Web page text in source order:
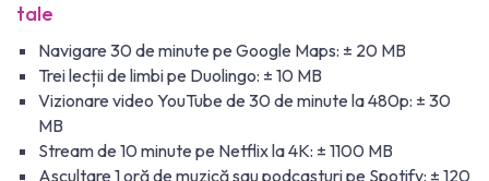
tale
Navigare 30 de minute pe Google Maps: ± 20 MB
Trei lecții de limbi pe Duolingo: ± 10 MB
Vizionare video YouTube de 30 de minute la 480p: ± 30
MB
Stream de 10 minute pe Netflix la 4K: ± 1100 MB
Ascultare 1 oră de muzică sau podcasturi pe Spotify: ± 120